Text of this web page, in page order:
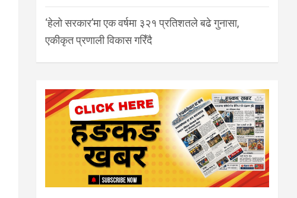
‘हेलो सरकार’मा एक वर्षमा ३२१ प्रतिशतले बढे गुनासा,
एकीकृत प्रणाली विकास गरिँदै